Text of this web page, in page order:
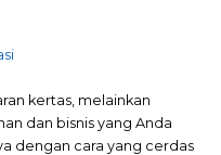
kertas, melainkan
dan bisnis yang Anda
dengan cara yang cerdas